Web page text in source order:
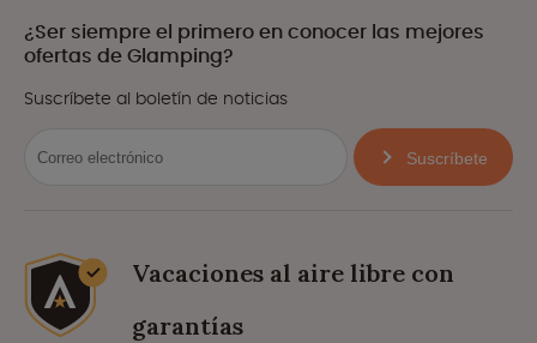
¿Ser siempre el primero en conocer las mejores
ofertas de Glamping?
Suscríbete al boletín de noticias
Suscríbete
Vacaciones al aire libre con
garantías